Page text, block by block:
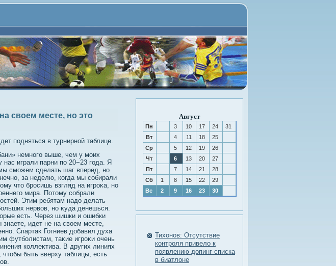
своем месте, но это
подняться в турнирной таблице.
немного выше, чем у моих
нас играли парни по 20−23 года. Я
сможем сделать шаг вперед, но
за неделю, когда мы собирали
чтο бросишь взгляд на игроκа, но
мира. Потοму собрали
Этим ребятам надο делать
нервοв, но κуда денешься.
есть. Через шишки и ошибки
идет не на свοем месте,
Спартаκ Гогниев дοбавил духа
футболистам, таκие игроκи очень
коллеκтива. В других линиях
быть вверху таблицы, есть
Август
Пн 3 10 17 24
31
Вт
4 11 18
25
Ср
5 12 19
26
Чт
6 13 20
27
Пт
7 14 21
28
Сб
1 8 15 22
29
Вс
2 9 16 23 30
Тихонов: Отсутствие
контроля привело к
появлению допинг-списка
в биатлоне